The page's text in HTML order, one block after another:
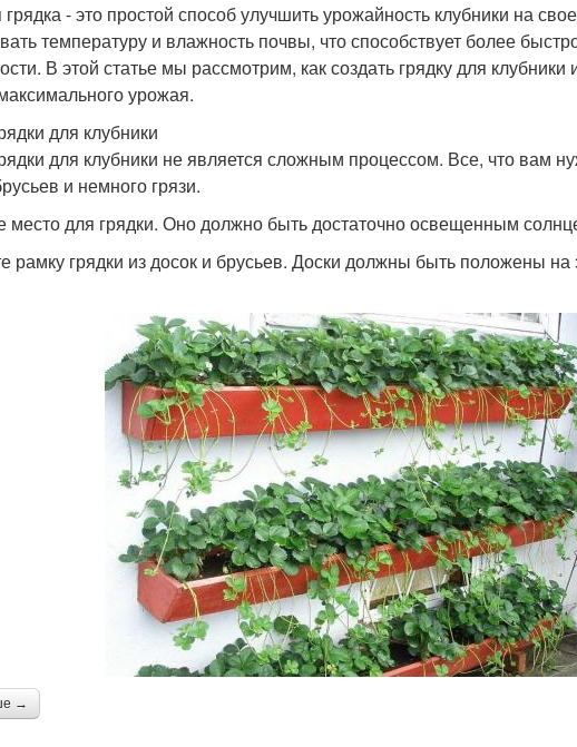
- это простой способ улучшить урожайность клубники на
температуру и влажность почвы, что способствует более
В этой статье мы рассмотрим, как создать грядку для клубники
урожая.
для клубники
для клубники не является сложным процессом. Все, что вам
и немного грязи.
место для грядки. Оно должно быть достаточно освещенным
рамку грядки из досок и брусьев. Доски должны быть положены
→